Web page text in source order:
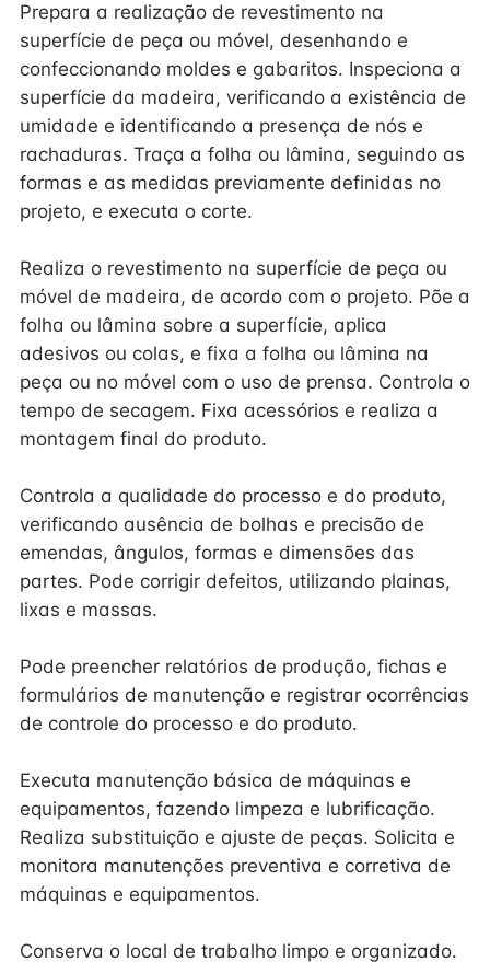
Prepara a realização de revestimento na
superfície de peça ou móvel, desenhando e
confeccionando moldes e gabaritos. Inspeciona a
superfície da madeira, verificando a existência de
umidade e identificando a presença de nós e
rachaduras. Traça a folha ou lâmina, seguindo as
formas e as medidas previamente definidas no
projeto, e executa o corte.
Realiza o revestimento na superfície de peça ou
móvel de madeira, de acordo com o projeto. Põe a
folha ou lâmina sobre a superfície, aplica
adesivos ou colas, e fixa a folha ou lâmina na
peça ou no móvel com o uso de prensa. Controla o
tempo de secagem. Fixa acessórios e realiza a
montagem final do produto.
Controla a qualidade do processo e do produto,
verificando ausência de bolhas e precisão de
emendas, ângulos, formas e dimensões das
partes. Pode corrigir defeitos, utilizando plainas,
lixas e massas.
Pode preencher relatórios de produção, fichas e
formulários de manutenção e registrar ocorrências
de controle do processo e do produto.
Executa manutenção básica de máquinas e
equipamentos, fazendo limpeza e lubrificação.
Realiza substituição e ajuste de peças. Solicita e
monitora manutenções preventiva e corretiva de
máquinas e equipamentos.
Conserva o local de trabalho limpo e organizado.